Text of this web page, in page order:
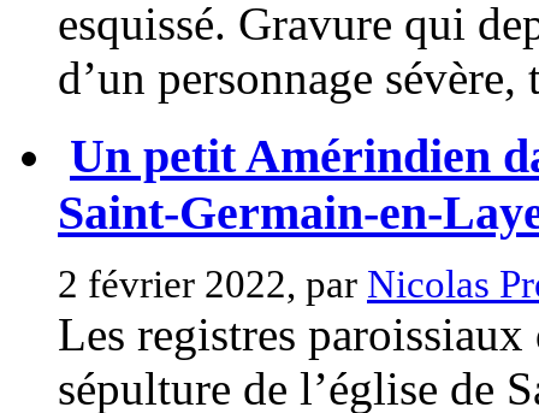
esquissé. Gravure qui
d’un personnage
Un petit Amérindien
Saint-Germain-en-
2 février 2022, par Nicolas
Les registres paroissiaux
sépulture de l’église de